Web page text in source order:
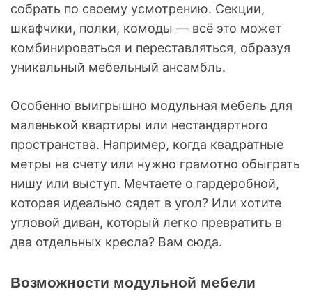
собрать по своему усмотрению. Секции,
шкафчики, полки, комоды — всё это может
комбинироваться и переставляться, образуя
уникальный мебельный ансамбль.
Особенно выигрышно модульная мебель для
маленькой квартиры или нестандартного
пространства. Например, когда квадратные
метры на счету или нужно грамотно обыграть
нишу или выступ. Мечтаете о гардеробной,
которая идеально сядет в угол? Или хотите
угловой диван, который легко превратить в
два отдельных кресла? Вам сюда.
Возможности модульной мебели